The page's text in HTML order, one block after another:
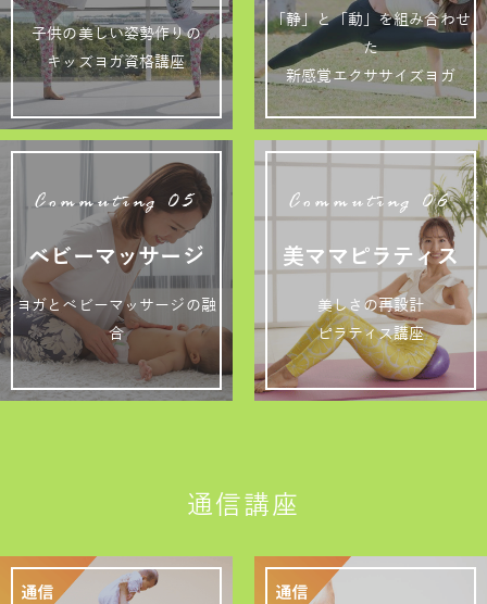
子供の美しい姿勢作りの
キッズヨガ資格講座
「静」と「動」を組み合わせ
た
新感覚エクササイズヨガ
Commuting 05
ベビーマッサージ
ヨガとベビーマッサージの融
合
Commuting 06
美ママピラティス
美しさの再設計
ピラティス講座
通信講座